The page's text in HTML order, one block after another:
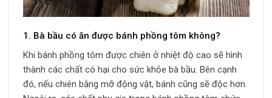
1. Bà bầu có ăn được bánh phồng tôm không?
Khi bánh phồng tôm được chiên ở nhiệt độ cao sẽ hình
thành các chất có hại cho sức khỏe bà bầu. Bên cạnh
đó, nếu chiên bằng mỡ động vật, bánh cũng sẽ độc hơn.